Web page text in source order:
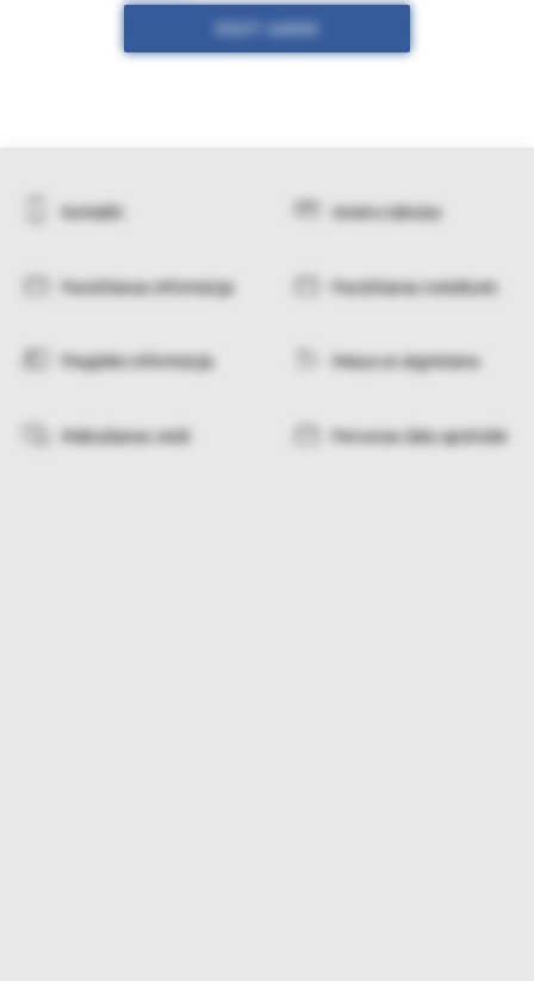
Kontakti Izmēru tabulas
Pasūtīšanas informācija Pasūtīšanas noteikumi
Piegādes informācija Maiņa un atgriešana
Maksāšanas veidi Personas datu apstrāde